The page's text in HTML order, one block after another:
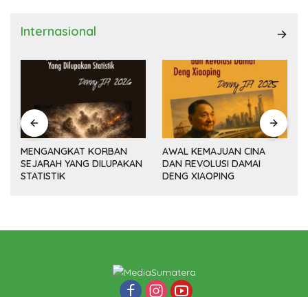
Internasional
MENGANGKAT KORBAN
SEJARAH YANG DILUPAKAN
STATISTIK
AWAL KEMAJUAN CINA
DAN REVOLUSI DAMAI
DENG XIAOPING